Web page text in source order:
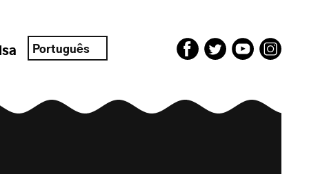
Português